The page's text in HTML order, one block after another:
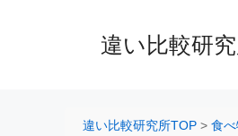
違い比較研
違い比較研究所TOP > 食